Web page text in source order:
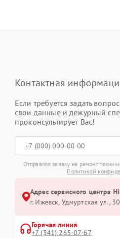
Контактная
Если требуется задать
свои данные и дежурный
проконсультирует Вас!
Отправляя заявку на ремонт
Политикой
Адрес сервисного центра
г. Ижевск, Удмуртская ул.,
Горячая линия
+7 (341) 265-07-67